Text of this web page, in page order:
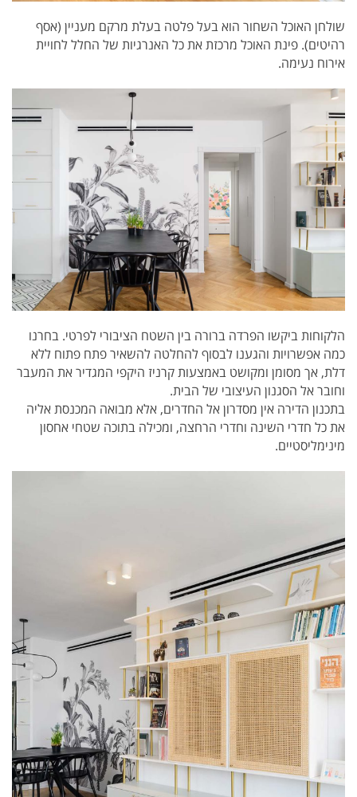
שולחן האוכל השחור הוא בעל פלטה בעלת מרקם מעניין (אסף
רהיטים). פינת האוכל מרכזת את כל האנרגיות של החלל לחויית
אירוח נעימה.
הלקוחות ביקשו הפרדה ברורה בין השטח הציבורי לפרטי. בחרנו
כמה אפשרויות והגענו לבסוף להחלטה להשאיר פתח פתוח ללא
דלת, אך מסומן ומקושט באמצעות קרניז היקפי המגדיר את המעבר
וחובר אל הסגנון העיצובי של הבית.
בתכנון הדירה אין מסדרון אל החדרים, אלא מבואה המכנסת אליה
את כל חדרי השינה וחדרי הרחצה, ומכילה בתוכה שטחי אחסון
מינימליסטיים.